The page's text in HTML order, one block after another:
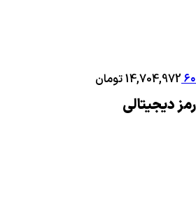
14,704,972تومان